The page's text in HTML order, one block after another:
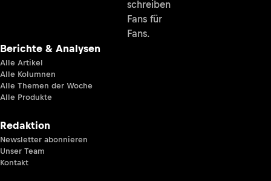
schreiben
Fans für
Fans.
Berichte & Analysen
Alle Artikel
Alle Kolumnen
Alle Themen der Woche
Alle Produkte
Redaktion
Newsletter abonnieren
Unser Team
Kontakt